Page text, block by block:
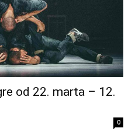
od 22. marta – 12.
0